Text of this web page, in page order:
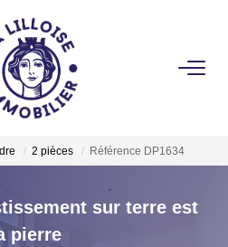
Touquet Paris-Plage
2 pièces Référence DP1634
sur terre est
pierre